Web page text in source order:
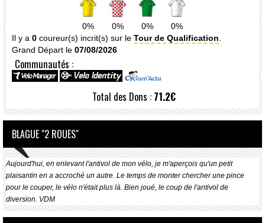
0% 0% 0%
0%
Il y a 0 coureur(s) incrit(s) sur le Tour de Qualification.
Grand Départ le 07/08/2026
Communautés :
Total des Dons : 71.2€
BLAGUE "2 ROUES"
Aujourd'hui, en enlevant l'antivol de mon vélo, je m'aperçois qu'un petit
plaisantin en a accroché un autre. Le temps de monter chercher une pince
pour le couper, le vélo n'était plus là. Bien joué, le coup de l'antivol de
diversion. VDM